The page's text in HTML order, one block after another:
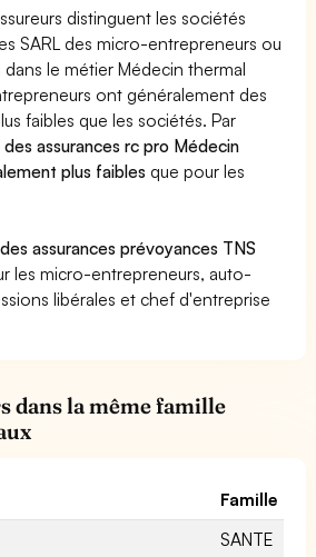
distinguent les sociétés
SARL des micro-entrepreneurs ou
le métier Médecin thermal
ont généralement des
faibles que les sociétés. Par
assurances rc pro Médecin
plus faibles que pour les
assurances prévoyances TNS
les micro-entrepreneurs, auto-
libérales et chef d'entreprise
dans la même famille
Famille
SANTE